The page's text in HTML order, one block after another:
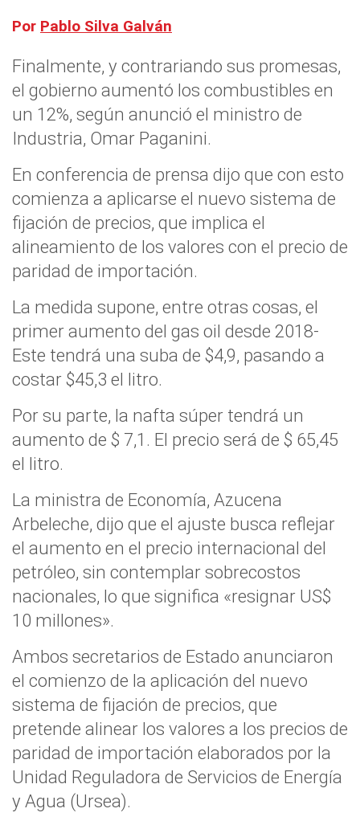
Por Pablo Silva Galván
Finalmente, y contrariando sus promesas,
el gobierno aumentó los combustibles en
un 12%, según anunció el ministro de
Industria, Omar Paganini.
En conferencia de prensa dijo que con esto
comienza a aplicarse el nuevo sistema de
fijación de precios, que implica el
alineamiento de los valores con el precio de
paridad de importación.
La medida supone, entre otras cosas, el
primer aumento del gas oil desde 2018-
Este tendrá una suba de $4,9, pasando a
costar $45,3 el litro.
Por su parte, la nafta súper tendrá un
aumento de $ 7,1. El precio será de $ 65,45
el litro.
La ministra de Economía, Azucena
Arbeleche, dijo que el ajuste busca reflejar
el aumento en el precio internacional del
petróleo, sin contemplar sobrecostos
nacionales, lo que significa «resignar US$
10 millones».
Ambos secretarios de Estado anunciaron
el comienzo de la aplicación del nuevo
sistema de fijación de precios, que
pretende alinear los valores a los precios de
paridad de importación elaborados por la
Unidad Reguladora de Servicios de Energía
y Agua (Ursea).